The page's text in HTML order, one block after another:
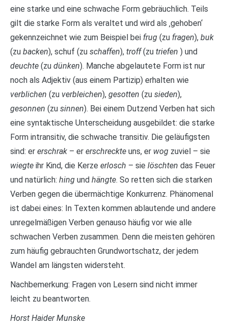
eine starke und eine schwache Form gebräuchlich. Teils
gilt die starke Form als veraltet und wird als ‚gehoben‘
gekennzeichnet wie zum Beispiel bei frug (zu fragen), buk
(zu backen), schuf (zu schaffen), troff(zu triefen ) und
deuchte (zu dünken). Manche abgelautete Form ist nur
noch als Adjektiv (aus einem Partizip) erhalten wie
verblichen (zu verbleichen), gesotten (zu sieden),
gesonnen (zu sinnen). Bei einem Dutzend Verben hat sich
eine syntaktische Unterscheidung ausgebildet: die starke
Form intransitiv, die schwache transitiv. Die geläufigsten
sind: er erschrak – er erschreckte uns, er wog zuviel – sie
wiegte ihr Kind, die Kerze erlosch – sie löschten das Feuer
und natürlich: hing und hängte. So retten sich die starken
Verben gegen die übermächtige Konkurrenz. Phänomenal
ist dabei eines: In Texten kommen ablautende und andere
unregelmäßigen Verben genauso häufig vor wie alle
schwachen Verben zusammen. Denn die meisten gehören
zum häufig gebrauchten Grundwortschatz, der jedem
Wandel am längsten widersteht.
Nachbemerkung: Fragen von Lesern sind nicht immer
leicht zu beantworten.
Horst Haider Munske